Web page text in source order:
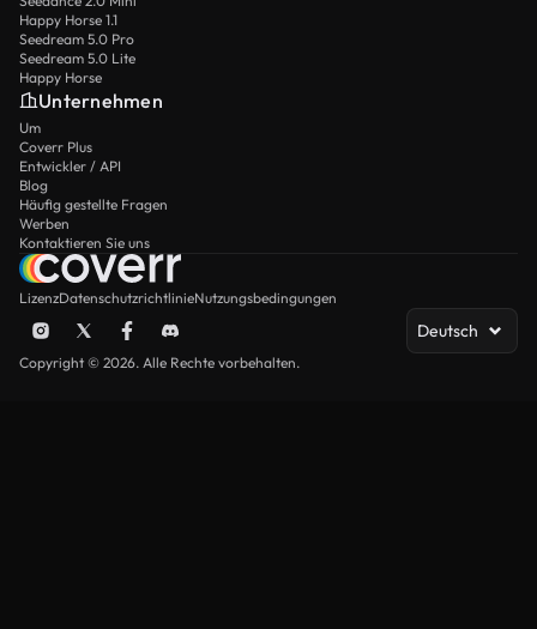
Happy Horse 1.1
Seedream 5.0 Pro
Seedream 5.0 Lite
Happy Horse
Unternehmen
Um
Coverr Plus
Entwickler / API
Blog
Häufig gestellte Fragen
Werben
Kontaktieren Sie uns
LizenzDatenschutzrichtlinieNutzungsbedingungen
Deutsch
Copyright © 2026. Alle Rechte vorbehalten.